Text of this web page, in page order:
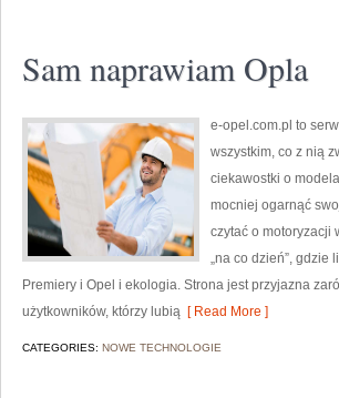
Sam naprawiam Opla
e-opel.com.pl to
wszystkim, co z nią
ciekawostki o
mocniej ogarnąć
czytać o motoryzacji
„na co dzień”, gdzie
Premiery i Opel i ekologia. Strona jest przyjazna
użytkowników, którzy lubią [ Read More ]
CATEGORIES: NOWE TECHNOLOGIE